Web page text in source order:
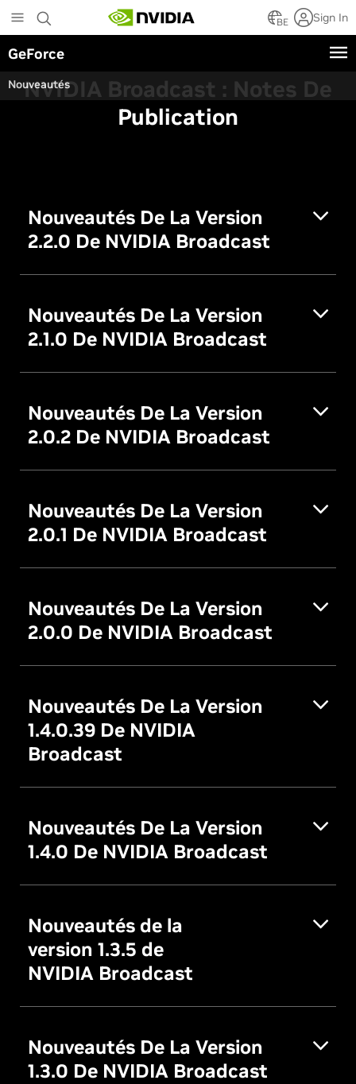
to
main
content
BE Sign In
GeForce
Nouveautés
NVIDIA Broadcast : Notes De
Publication
Nouveautés De La Version
2.2.0 De NVIDIA Broadcast
Nouveautés De La Version
2.1.0 De NVIDIA Broadcast
Nouveautés De La Version
2.0.2 De NVIDIA Broadcast
Nouveautés De La Version
2.0.1 De NVIDIA Broadcast
Nouveautés De La Version
2.0.0 De NVIDIA Broadcast
Nouveautés De La Version
1.4.0.39 De NVIDIA
Broadcast
Nouveautés De La Version
1.4.0 De NVIDIA Broadcast
Nouveautés de la
version 1.3.5 de
NVIDIA Broadcast
Nouveautés De La Version
1.3.0 De NVIDIA Broadcast